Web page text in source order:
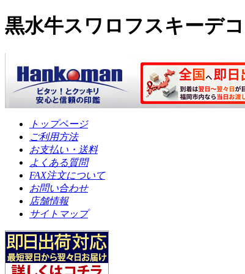
黒水牛スワロフスキーデ
トップページ
ご利用方法
お支払い・送料
よくある質問
FAX注文について
お問い合わせ
店舗情報
サイトマップ